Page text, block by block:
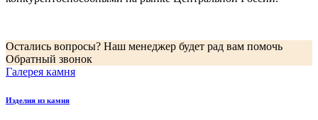
Остались вопросы? Наш менеджер будет рад вам помочь
Обратный звонок
Галерея камня
Изделия из камня